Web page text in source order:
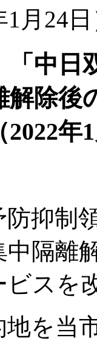
1月24日
「中
解除後
年
防抑制
中隔離
ビスを
地を当